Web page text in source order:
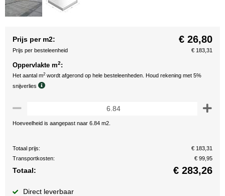
Prijs per m2: € 26,80
Prijs per besteleenheid € 183,31
Oppervlakte m2:
Het aantal m2 wordt afgerond op hele besteleenheden. Houd rekening met 5%
snijverlies
Hoeveelheid is aangepast naar 6.84 m2.
Totaal prijs:
€ 183,31
Transportkosten:
€ 99,95
Totaal: € 283,26
Direct leverbaar